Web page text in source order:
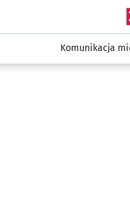
Komunikacja